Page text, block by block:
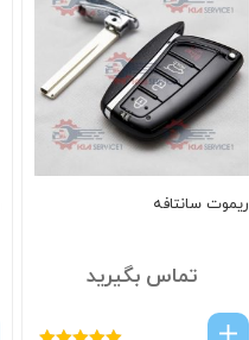
ریموت سانتافه
تماس بگیرید